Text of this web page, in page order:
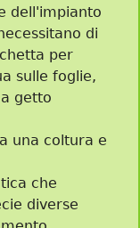
dell'impianto
di
per
sulle foglie,
getto
una coltura e
che
diverse